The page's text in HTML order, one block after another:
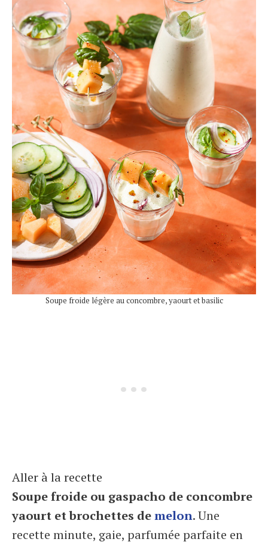
Soupe froide légère au concombre, yaourt et basilic
Aller à la recette
Soupe froide ou gaspacho de concombre
yaourt et brochettes demelon. Une
recette minute, gaie, parfumée parfaite en